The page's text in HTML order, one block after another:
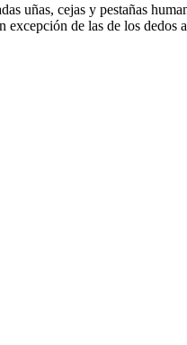
uñas, cejas y pestañas
de las de los